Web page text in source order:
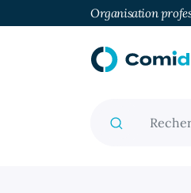
Organisation